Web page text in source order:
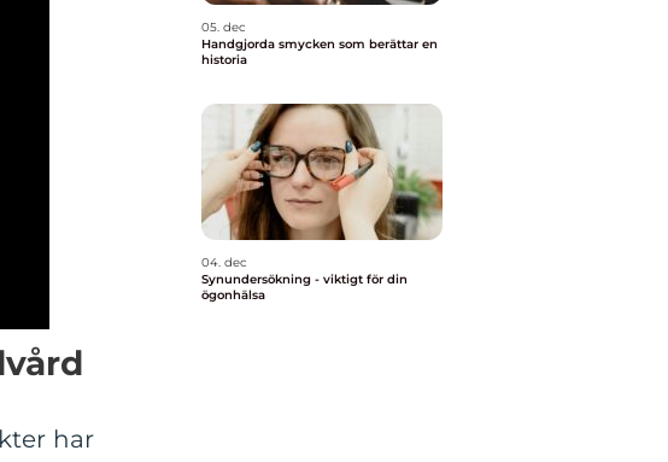
har
05. dec
Handgjorda smycken som berättar en
historia
04. dec
Synundersökning - viktigt för din
ögonhälsa